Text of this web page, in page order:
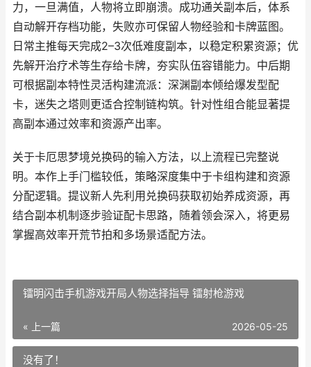
力，一旦满值，人物将立即崩溃。成功通关副本后，体系
自动解开存档功能，失败亦可保留人物经验和卡牌蓝图。
日常主推每天完成2–3次低难度副本，以稳定积累资源；优
先解开治疗术等生存给卡牌，夯实队伍容错能力。中后期
可根据副本特性灵活构建流派：深渊副本倾给爆发型配
卡，迷失之塔则更适合控制链构筑。针对性组合能显著提
高副本通过效率和资源产出率。
关于卡厄思梦境兑换码的输入方法，以上流程已完整说
明。本作上手门槛较低，策略深度集中于卡组构建和资源
分配逻辑。提议新人先利用兑换码获取初始养成资源，再
结合副本机制逐步验证配卡思路，随着领会深入，将更易
掌握高效率开荒节拍和多场景适配方法。
镭明闪击手机游戏开局人物选择指导 镭射枪游戏
« 上一篇 2026-05-25
没有了！